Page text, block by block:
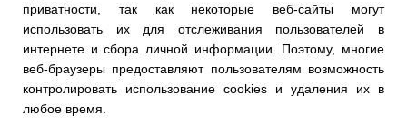
приватности, так как некоторые веб-сайты могут
использовать их для отслеживания пользователей в
интернете и сбора личной информации. Поэтому, многие
веб-браузеры предоставляют пользователям возможность
контролировать использование cookies и удаления их в
любое время.